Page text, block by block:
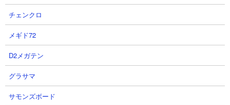
チェンクロ
メギド72
D2メガテン
グラサマ
サモンズボード